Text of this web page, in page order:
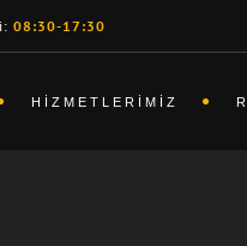
08:30-17:30
HIZMETLERIMIZ